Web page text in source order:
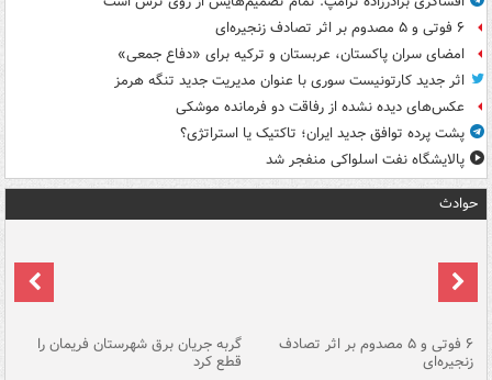
۶ فوتی و ۵ مصدوم بر اثر تصادف زنجیره‌ای
امضای سران پاکستان، عربستان و ترکیه برای «دفاع جمعی»
اثر جدید کارتونیست سوری با عنوان مدیریت جدید تنگه هرمز
عکس‌های دیده نشده از رفاقت دو فرمانده‌ موشکی
پشت پرده توافق جدید ایران؛ تاکتیک یا استراتژی؟
پالایشگاه نفت اسلواکی منفجر شد
حوادث
۶ فوتی و ۵ مصدوم بر اثر تصادف
زنجیره‌ای
گربه جریان برق شهرستان فریمان را
قطع کرد